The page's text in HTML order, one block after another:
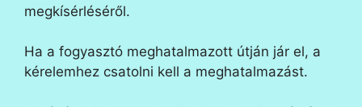
megkísérléséről.
Ha a fogyasztó meghatalmazott útján jár el, a
kérelemhez csatolni kell a meghatalmazást.